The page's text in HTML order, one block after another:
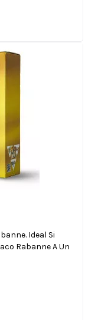
Ideal Si
Rabanne A Un